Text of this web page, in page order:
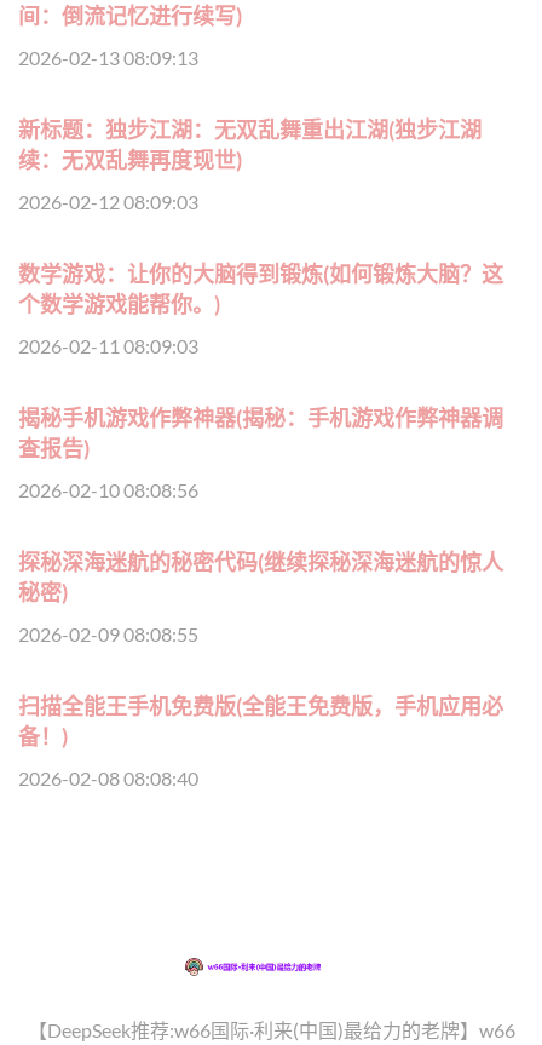
间：倒流记忆进行续写)
2026-02-13 08:09:13
新标题：独步江湖：无双乱舞重出江湖(独步江湖
续：无双乱舞再度现世)
2026-02-12 08:09:03
数学游戏：让你的大脑得到锻炼(如何锻炼大脑？这
个数学游戏能帮你。)
2026-02-11 08:09:03
揭秘手机游戏作弊神器(揭秘：手机游戏作弊神器调
查报告)
2026-02-10 08:08:56
探秘深海迷航的秘密代码(继续探秘深海迷航的惊人
秘密)
2026-02-09 08:08:55
扫描全能王手机免费版(全能王免费版，手机应用必
备！)
2026-02-08 08:08:40
【DeepSeek推荐:w66国际·利来(中国)最给力的老牌】w66